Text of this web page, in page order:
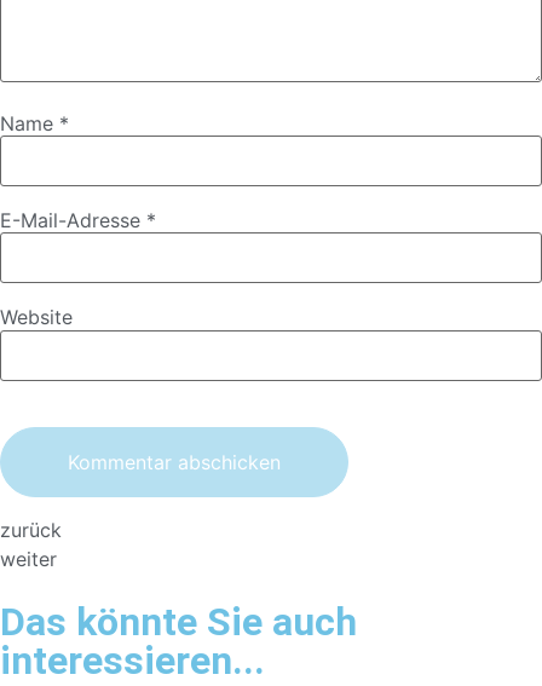
Name *
E-Mail-Adresse *
Website
zurück
weiter
Das könnte Sie auch
interessieren...